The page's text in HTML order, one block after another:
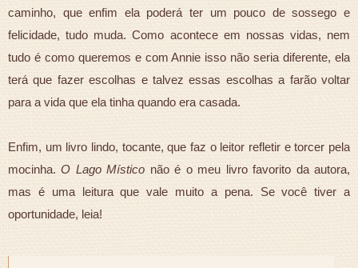
caminho, que enfim ela poderá ter um pouco de sossego e
felicidade, tudo muda. Como acontece em nossas vidas, nem
tudo é como queremos e com Annie isso não seria diferente, ela
terá que fazer escolhas e talvez essas escolhas a farão voltar
para a vida que ela tinha quando era casada.
Enfim, um livro lindo, tocante, que faz o leitor refletir e torcer pela
mocinha.O Lago Místiconão é o meu livro favorito da autora,
mas é uma leitura que vale muito a pena. Se você tiver a
oportunidade, leia!